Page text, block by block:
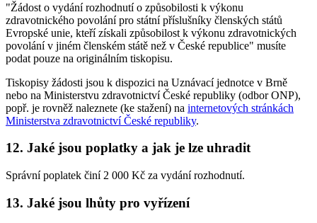
"Žádost o vydání rozhodnutí o způsobilosti k výkonu
zdravotnického povolání pro státní příslušníky členských států
Evropské unie, kteří získali způsobilost k výkonu zdravotnických
povolání v jiném členském státě než v České republice" musíte
podat pouze na originálním tiskopisu.
Tiskopisy žádosti jsou k dispozici na Uznávací jednotce v Brně
nebo na Ministerstvu zdravotnictví České republiky (odbor ONP),
popř. je rovněž naleznete (ke stažení) na internetových stránkách
Ministerstva zdravotnictví České republiky.
12. Jaké jsou poplatky a jak je lze uhradit
Správní poplatek činí 2 000 Kč za vydání rozhodnutí.
13. Jaké jsou lhůty pro vyřízení